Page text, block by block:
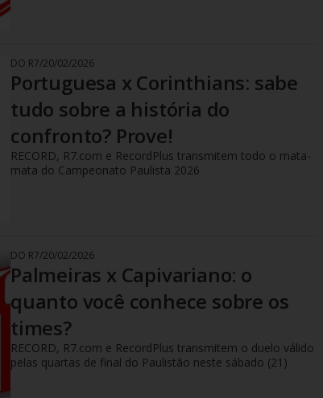
DO R7/20/02/2026
Portuguesa x Corinthians: sabe
tudo sobre a história do
confronto? Prove!
RECORD, R7.com e RecordPlus transmitem todo o mata-
mata do Campeonato Paulista 2026
DO R7/20/02/2026
Palmeiras x Capivariano: o
quanto você conhece sobre os
times?
RECORD, R7.com e RecordPlus transmitem o duelo válido
pelas quartas de final do Paulistão neste sábado (21)